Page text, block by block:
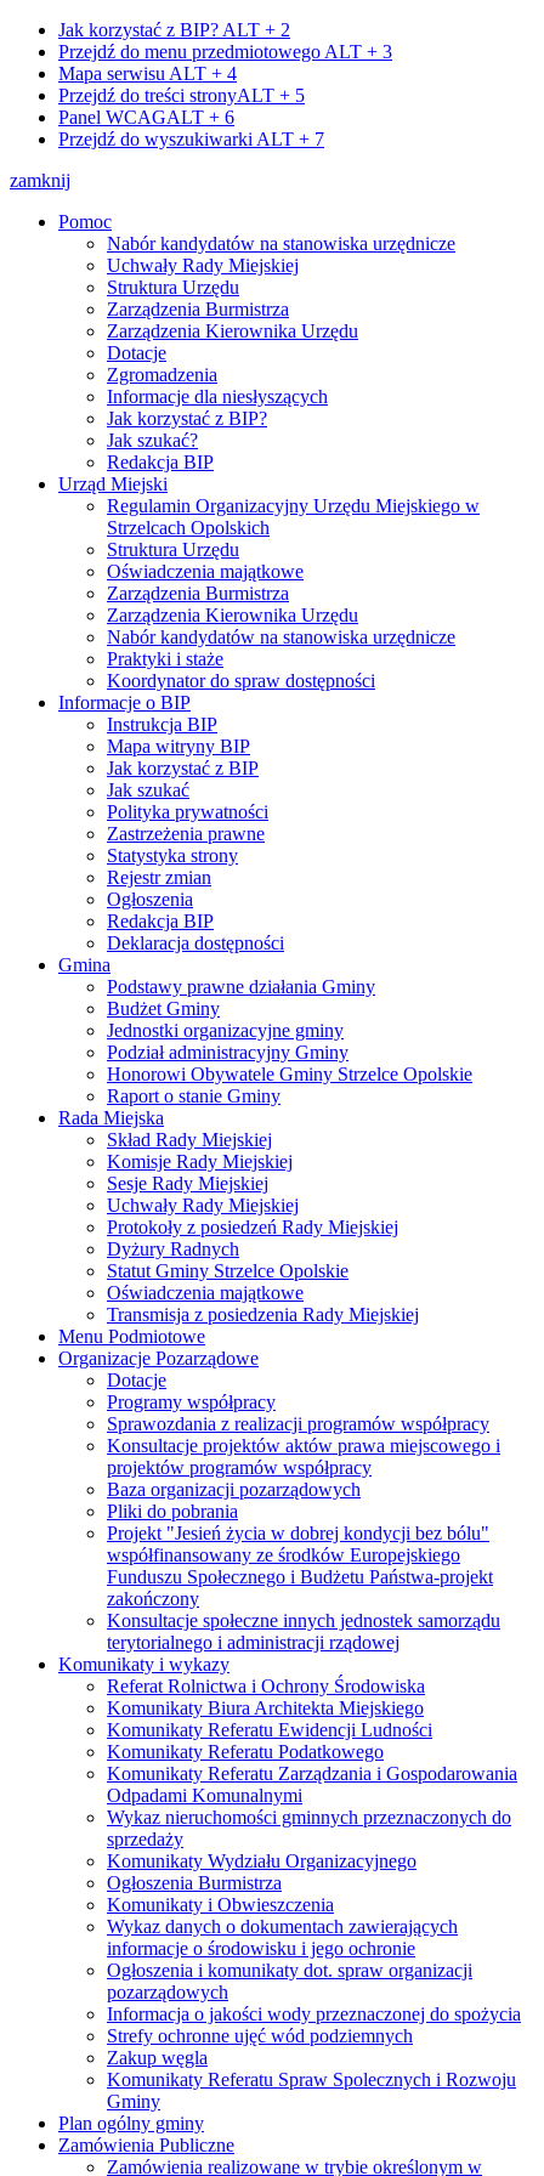
Jak korzystać z BIP? ALT + 2
Przejdź do menu przedmiotowego ALT + 3
Mapa serwisu ALT + 4
Przejdź do treści stronyALT + 5
Panel WCAGALT + 6
Przejdź do wyszukiwarki ALT + 7
zamknij
Pomoc
Nabór kandydatów na stanowiska urzędnicze
Uchwały Rady Miejskiej
Struktura Urzędu
Zarządzenia Burmistrza
Zarządzenia Kierownika Urzędu
Dotacje
Zgromadzenia
Informacje dla niesłyszących
Jak korzystać z BIP?
Jak szukać?
Redakcja BIP
Urząd Miejski
Regulamin Organizacyjny Urzędu Miejskiego w
Strzelcach Opolskich
Struktura Urzędu
Oświadczenia majątkowe
Zarządzenia Burmistrza
Zarządzenia Kierownika Urzędu
Nabór kandydatów na stanowiska urzędnicze
Praktyki i staże
Koordynator do spraw dostępności
Informacje o BIP
Instrukcja BIP
Mapa witryny BIP
Jak korzystać z BIP
Jak szukać
Polityka prywatności
Zastrzeżenia prawne
Statystyka strony
Rejestr zmian
Ogłoszenia
Redakcja BIP
Deklaracja dostępności
Gmina
Podstawy prawne działania Gminy
Budżet Gminy
Jednostki organizacyjne gminy
Podział administracyjny Gminy
Honorowi Obywatele Gminy Strzelce Opolskie
Raport o stanie Gminy
Rada Miejska
Skład Rady Miejskiej
Komisje Rady Miejskiej
Sesje Rady Miejskiej
Uchwały Rady Miejskiej
Protokoły z posiedzeń Rady Miejskiej
Dyżury Radnych
Statut Gminy Strzelce Opolskie
Oświadczenia majątkowe
Transmisja z posiedzenia Rady Miejskiej
Menu Podmiotowe
Organizacje Pozarządowe
Dotacje
Programy współpracy
Sprawozdania z realizacji programów współpracy
Konsultacje projektów aktów prawa miejscowego i
projektów programów współpracy
Baza organizacji pozarządowych
Pliki do pobrania
Projekt "Jesień życia w dobrej kondycji bez bólu"
współfinansowany ze środków Europejskiego
Funduszu Społecznego i Budżetu Państwa-projekt
zakończony
Konsultacje społeczne innych jednostek samorządu
terytorialnego i administracji rządowej
Komunikaty i wykazy
Referat Rolnictwa i Ochrony Środowiska
Komunikaty Biura Architekta Miejskiego
Komunikaty Referatu Ewidencji Ludności
Komunikaty Referatu Podatkowego
Komunikaty Referatu Zarządzania i Gospodarowania
Odpadami Komunalnymi
Wykaz nieruchomości gminnych przeznaczonych do
sprzedaży
Komunikaty Wydziału Organizacyjnego
Ogłoszenia Burmistrza
Komunikaty i Obwieszczenia
Wykaz danych o dokumentach zawierających
informacje o środowisku i jego ochronie
Ogłoszenia i komunikaty dot. spraw organizacji
pozarządowych
Informacja o jakości wody przeznaczonej do spożycia
Strefy ochronne ujęć wód podziemnych
Zakup węgla
Komunikaty Referatu Spraw Spolecznych i Rozwoju
Gminy
Plan ogólny gminy
Zamówienia Publiczne
Zamówienia realizowane w trybie określonym w